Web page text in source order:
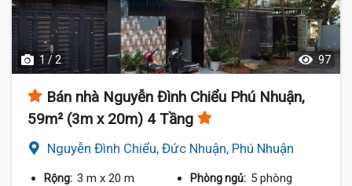
1 / 2 97
Bán nhà Nguyễn Đình Chiểu Phú Nhuận,
59m² (3m x 20m) 4 Tầng
Nguyễn Đình Chiểu, Đức Nhuận, Phú Nhuận
Rộng: 3 m x 20 m Phòng ngủ: 5 phòng